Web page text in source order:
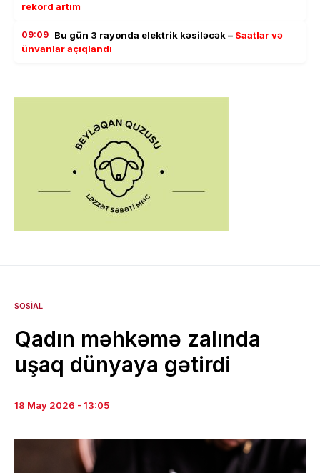
rekord artım
09:09 Bu gün 3 rayonda elektrik kəsiləcək – Saatlar və
ünvanlar açıqlandı
SOSIAL
Qadın məhkəmə zalında
uşaq dünyaya gətirdi
18 May 2026 - 13:05